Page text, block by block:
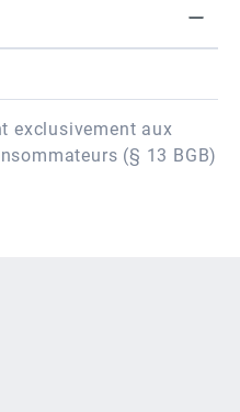
exclusivement aux
(§ 13 BGB)